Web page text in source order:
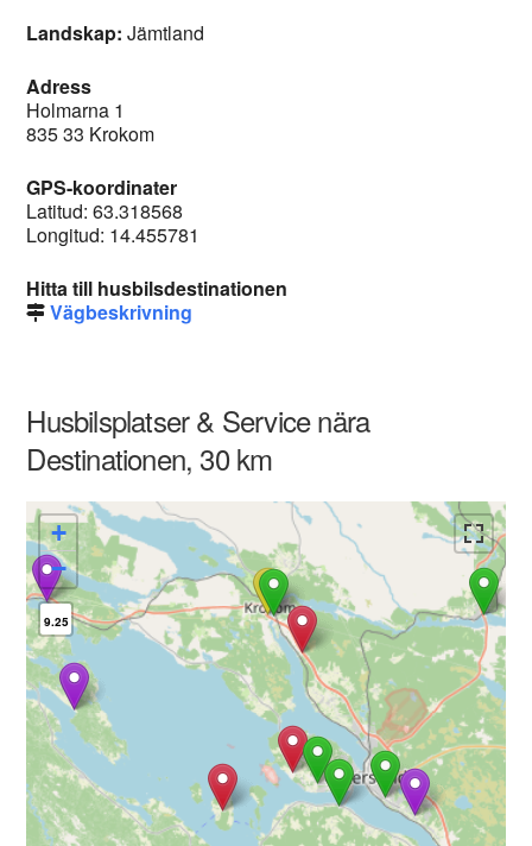
Landskap:Jämtland
Adress
Holmarna 1
835 33 Krokom
GPS-koordinater
Latitud: 63.318568
Longitud: 14.455781
Hitta till husbilsdestinationen
Vägbeskrivning
Husbilsplatser & Service nära
Destinationen, 30 km
+
−
9.25